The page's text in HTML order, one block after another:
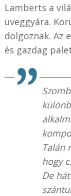
Lamberts a
üveggyára.
dolgoznak. Az
és gazdag
Talán
hogy
De